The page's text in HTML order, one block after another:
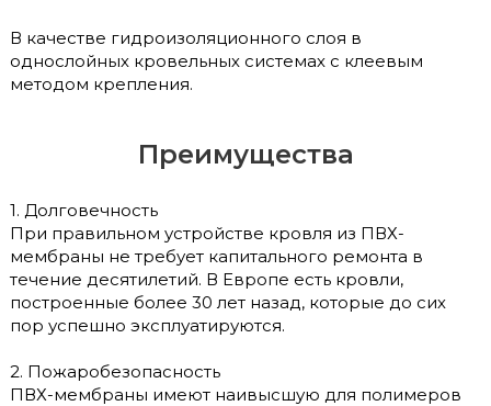
В качестве гидроизоляционного слоя в
однослойных кровельных системах с клеевым
методом крепления.
Преимущества
1. Долговечность
При правильном устройстве кровля из ПВХ-
мембраны не требует капитального ремонта в
течение десятилетий. В Европе есть кровли,
построенные более 30 лет назад, которые до сих
пор успешно эксплуатируются.
2. Пожаробезопасность
ПВХ-мембраны имеют наивысшую для полимеров